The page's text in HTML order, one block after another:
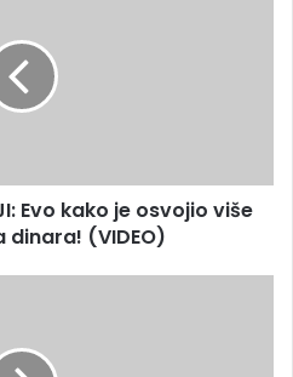
Evo kako je osvojio više
dinara! (VIDEO)